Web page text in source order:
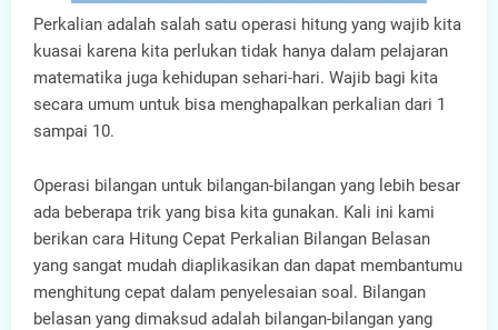
Perkalian adalah salah satu operasi hitung yang wajib kita
kuasai karena kita perlukan tidak hanya dalam pelajaran
matematika juga kehidupan sehari-hari. Wajib bagi kita
secara umum untuk bisa menghapalkan perkalian dari 1
sampai 10.
Operasi bilangan untuk bilangan-bilangan yang lebih besar
ada beberapa trik yang bisa kita gunakan. Kali ini kami
berikan cara Hitung Cepat Perkalian Bilangan Belasan
yang sangat mudah diaplikasikan dan dapat membantumu
menghitung cepat dalam penyelesaian soal. Bilangan
belasan yang dimaksud adalah bilangan-bilangan yang